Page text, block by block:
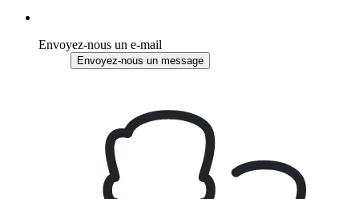
Envoyez-nous un e-mail
Envoyez-nous un message